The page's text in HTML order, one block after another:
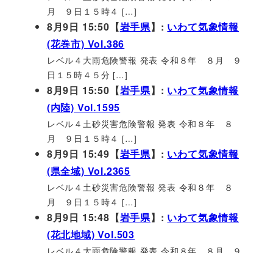
月 ９日１５時４ […]
8月9日 15:50【岩手県】: いわて気象情報
(花巻市) Vol.386
レベル４大雨危険警報 発表 令和８年 ８月 ９
日１５時４５分 […]
8月9日 15:50【岩手県】: いわて気象情報
(内陸) Vol.1595
レベル４土砂災害危険警報 発表 令和８年 ８
月 ９日１５時４ […]
8月9日 15:49【岩手県】: いわて気象情報
(県全域) Vol.2365
レベル４土砂災害危険警報 発表 令和８年 ８
月 ９日１５時４ […]
8月9日 15:48【岩手県】: いわて気象情報
(花北地域) Vol.503